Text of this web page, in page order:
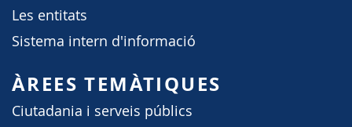
Les entitats
Sistema intern d'informació
ÀREES TEMÀTIQUES
Ciutadania i serveis públics